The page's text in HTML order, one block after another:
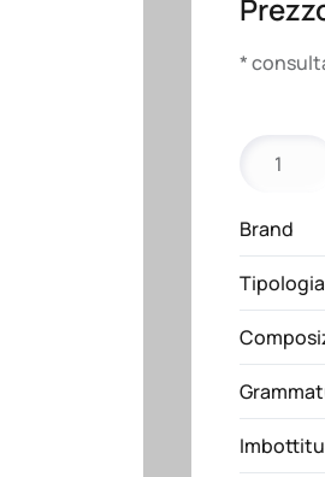
*
North
quantità
Brand
Tipologia